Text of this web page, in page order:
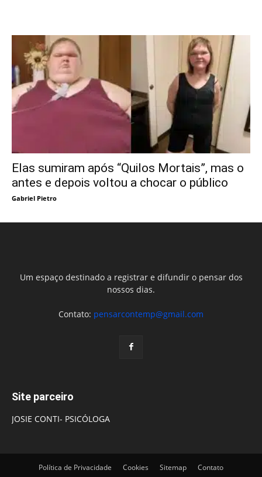
Elas sumiram após “Quilos Mortais”, mas o
antes e depois voltou a chocar o público
Gabriel Pietro
Um espaço destinado a registrar e difundir o pensar dos
nossos dias.
Contato: pensarcontemp@gmail.com
Site parceiro
JOSIE CONTI- PSICÓLOGA
Política de Privacidade Cookies Sitemap Contato